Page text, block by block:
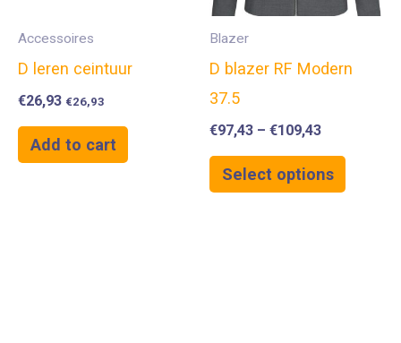
Accessoires
D leren ceintuur
€26,93 €26,93
Add to cart
Blazer
D blazer RF Modern
37.5
€97,43 – €109,43
Select options